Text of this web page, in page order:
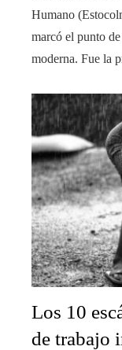
Humano
marcó el punto
moderna. Fue la
Los 10
de trabajo